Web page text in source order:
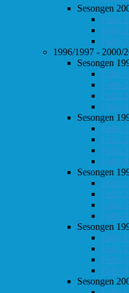
Sesongen
Follo 1
Follo 2
Follo 3
1996/1997 - 2000/
Sesongen
Follo 1
Follo 2
Follo 3
Follo 4
Sesongen
Follo 1
Follo 2
Follo 3
Follo 4
Sesongen
Follo 1
Follo 2
Follo 3
Follo 4
Sesongen
Follo 1
Follo 2
Follo 3
Follo 4
Sesongen